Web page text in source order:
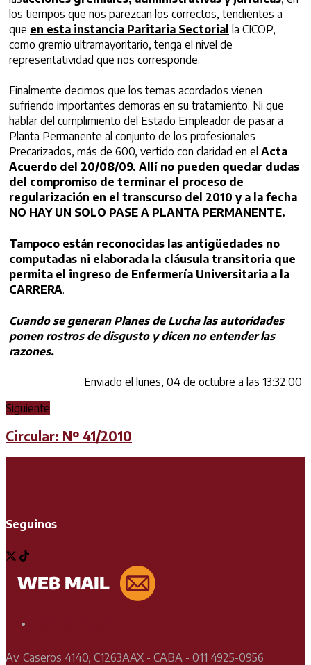
los tiempos que nos parezcan los correctos, tendientes a
que en esta instancia Paritaria Sectorial la CICOP,
como gremio ultramayoritario, tenga el nivel de
representatividad que nos corresponde.
Finalmente decimos que los temas acordados vienen
sufriendo importantes demoras en su tratamiento. Ni que
hablar del cumplimiento del Estado Empleador de pasar a
Planta Permanente al conjunto de los profesionales
Precarizados, más de 600, vertido con claridad en el Acta
Acuerdo del 20/08/09. Allí no pueden quedar dudas
del compromiso de terminar el proceso de
regularización en el transcurso del 2010 y a la fecha
NO HAY UN SOLO PASE A PLANTA PERMANENTE.
Tampoco están reconocidas las antigüedades no
computadas ni elaborada la cláusula transitoria que
permita el ingreso de Enfermería Universitaria a la
CARRERA.
Cuando se generan Planes de Lucha las autoridades
ponen rostros de disgusto y dicen no entender las
razones.
Enviado el lunes, 04 de octubre a las 13:32:00
Siguiente
Circular: Nº 41/2010
Seguinos
Av. Caseros 4140, C1263AAX - CABA - 011 4925-0956